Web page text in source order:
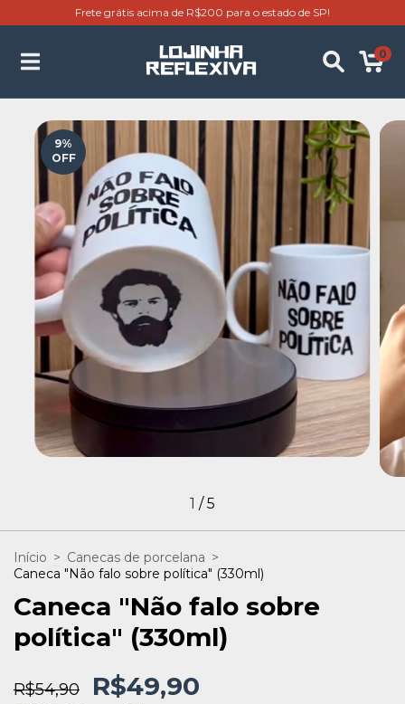
Frete grátis acima de R$200 para o estado de SP!
0
9%
OFF
1 /5
Início > Canecas de porcelana >
Caneca "Não falo sobre política" (330ml)
Caneca "Não falo sobre
política" (330ml)
R$54,90 R$49,90